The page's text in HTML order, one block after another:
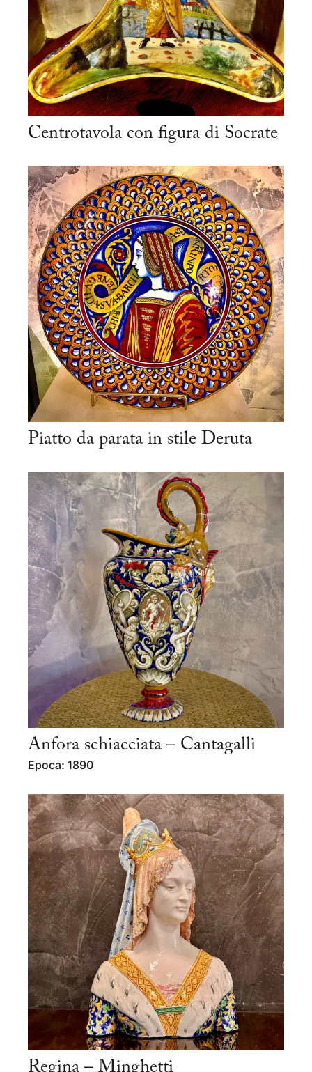
Centrotavola con figura di Socrate
Piatto da parata in stile Deruta
Anfora schiacciata – Cantagalli
Epoca: 1890
Regina – Minghetti